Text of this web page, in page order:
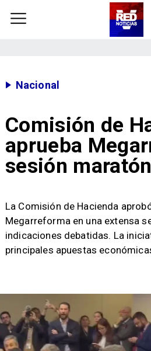
Nacional
Comisión de
aprueba
sesión
La Comisión de Hacienda
Megarreforma en una extensa
indicaciones debatidas. La
principales apuestas